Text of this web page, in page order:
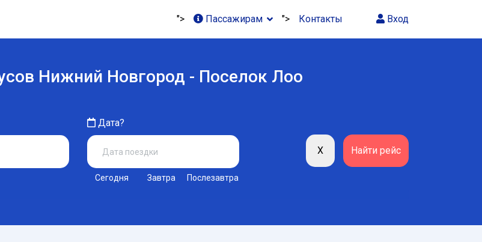
Вход
"> Пассажирам "> Контакты
Нижний Новгород - Поселок Лоо
Дата?
Сегодня Завтра Послезавтра